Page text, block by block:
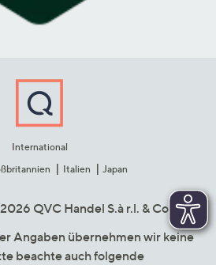
International
Italien Japan
QVC Handel S.à r.l. & Co. KG
Angaben übernehmen wir keine
beachte auch folgende